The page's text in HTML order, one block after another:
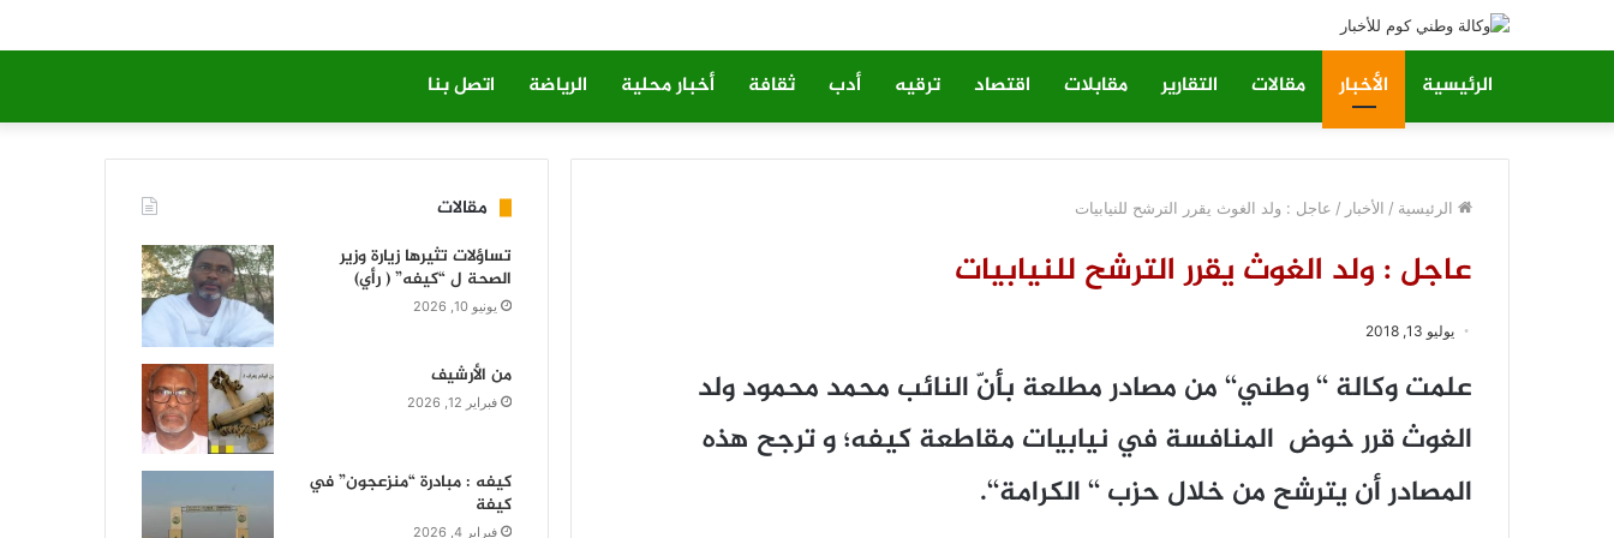
الرئيسية الأخبار مقالات التقارير مقابلات اقتصاد ترقيه أدب ثقافة أخبار محلية الرياضة اتصل بنا
الرئيسية / الأخبار / عاجل : ولد الغوث يقرر الترشح للنيابيات
عاجل : ولد الغوث يقرر الترشح للنيابيات
يوليو 13, 2018
علمت وكالة ‘‘ وطني‘‘ من مصادر مطلعة بأنّ النائب محمد محمود ولد
الغوث قرر خوض المنافسة في نيابيات مقاطعة كيفه؛ و ترجح هذه
المصادر أن يترشح من خلال حزب ‘‘ الكرامة‘‘.
مقالات
تساؤلات تثيرها زيارة وزير
الصحة ل “كيفه” ( رأي)
يونيو 10, 2026
من الأرشيف
فبراير 12, 2026
كيفه : مبادرة “منزعجون” في
كيفة
فبراير 4, 2026